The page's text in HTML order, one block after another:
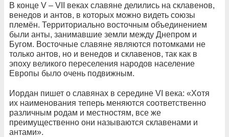
В конце V – VII веках славяне делились на склавенов,
венедов и антов, в которых можно видеть союзы
племён. Территориально восточным объединением
были анты, занимавшие земли между Днепром и
Бугом. Восточные славяне являются потомками не
только антов, но и венедов и склавенов, так как в
эпоху великого переселения народов население
Европы было очень подвижным.
Иордан пишет о славянах в середине VI века: «Хотя
их наименования теперь меняются соответственно
различным родам и местностям, все же
преимущественно они называются склавенами и
антами».